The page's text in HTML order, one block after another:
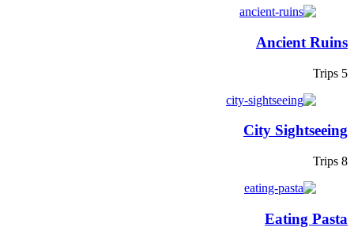
Ancient Ruins
5 Trips
City Sightseeing
8 Trips
Eating Pasta